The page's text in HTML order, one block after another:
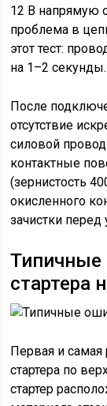
12 В напрямую
проблема в
этот тест:
на 1–2 секунды.
После
отсутствие
силовой провод
контактные
(зернистость
окисленного
зачистки перед
Типичные
стартера
Первая и самая
стартера по
стартер